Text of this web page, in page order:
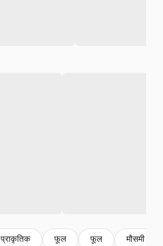
प्राकृतिक फूल फूल मौसमी